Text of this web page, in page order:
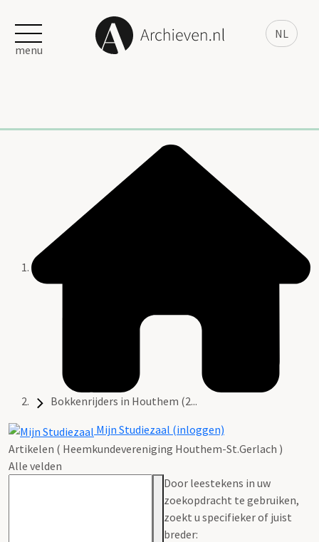
NL
menu
Bokkenrijders in Houthem (2...
Mijn Studiezaal (inloggen)
Artikelen ( Heemkundevereniging Houthem-St.Gerlach )
Alle velden
Door leestekens in uw
zoekopdracht te gebruiken,
zoekt u specifieker of juist
breder: